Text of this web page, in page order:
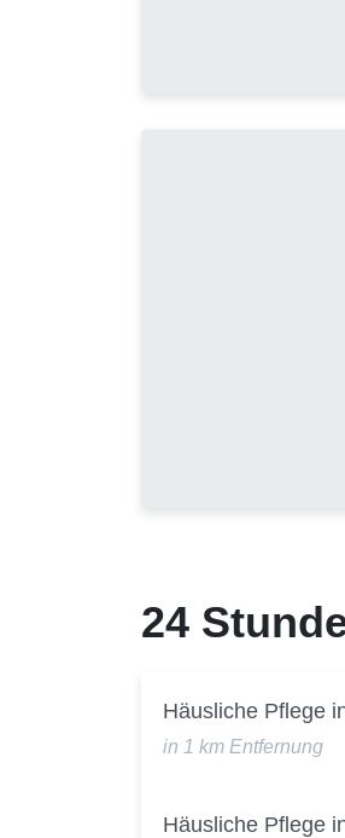
24
Häusliche Pflege
in 1 km Entfernung
Häusliche Pflege